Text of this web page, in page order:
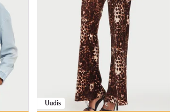
Uudis